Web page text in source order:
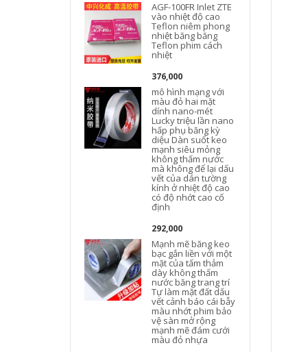
AGF-100FR Inlet ZTE
vào nhiệt độ cao
Teflon niêm phong
nhiệt băng băng
Teflon phim cách
nhiệt
376,000
mô hình mạng với
màu đỏ hai mặt
dính nano-mét
Lucky triệu lần nano
hấp phụ băng kỳ
diệu Dàn suốt keo
mạnh siêu mỏng
không thấm nước
mà không để lại dấu
vết của dán tường
kính ở nhiệt độ cao
có độ nhớt cao cố
định
292,000
Mạnh mẽ băng keo
bạc gắn liền với một
mặt của tấm thảm
dày không thấm
nước băng trang trí
Tự làm mặt đất dấu
vết cảnh báo cái bẫy
màu nhớt phim bảo
vệ sàn mở rộng
mạnh mẽ đám cưới
màu đỏ nhựa